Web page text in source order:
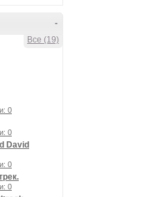
-
Все (19)
0
0
David
0
0